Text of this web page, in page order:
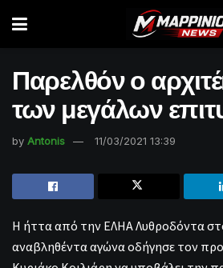
Παρελθόν ο
των μεγάλων
by Antonis 11/03/2021 13:39
Η ήττα από την ΕΛΗΑ Λυθροδόντα
αναβληθέντα αγώνα οδήγησε τον